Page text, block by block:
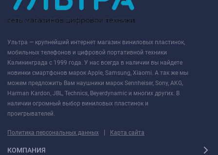
Ультра — крупнейший интернет магазин виниловых пластинок,
мобильных телефонов и цифровой портативной техники
Калининграда с 1999 года. У нас всегда в наличии вы найдете
новинки смартфонов марок Apple, Samsung, Xiaomi. А так же мы
можем предложить Вам наушники марок Sennheiser, Sony, AKG,
Harman Kardon, JBL, Technics, Beyerdynamic и многих других. В
наличии огромный выбор виниловых пластинок и
проигрывателей.
Политика персональных данных | Карта сайта
КОМПАНИЯ